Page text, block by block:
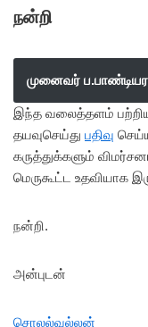
நன்றி
முனைவர்
இந்த வலைத்தளம்
தயவுசெய்து பதிவு
கருத்துக்களும்
மெருகூட்ட உதவியாக
நன்றி.
அன்புடன்
சொலல்வல்லன்